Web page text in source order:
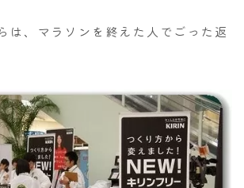
は、マラソンを終えた人でごった返